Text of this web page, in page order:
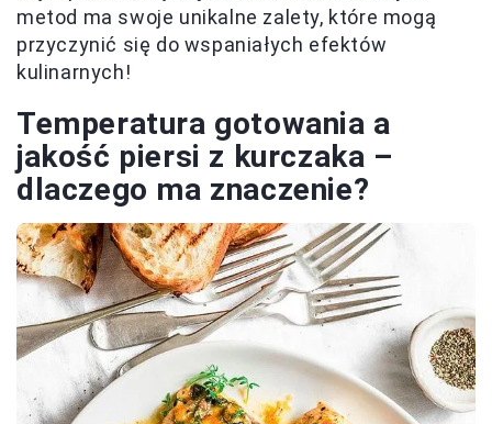
metod ma swoje unikalne zalety, które mogą
przyczynić się do wspaniałych efektów
kulinarnych!
Temperatura gotowania a
jakość piersi z kurczaka –
dlaczego ma znaczenie?